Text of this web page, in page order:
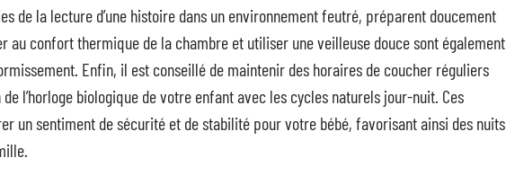
de la lecture d’une histoire dans un environnement feutré, préparent doucement
au confort thermique de la chambre et utiliser une veilleuse douce sont également
Enfin, il est conseillé de maintenir des horaires de coucher réguliers
l’horloge biologique de votre enfant avec les cycles naturels jour-nuit. Ces
un sentiment de sécurité et de stabilité pour votre bébé, favorisant ainsi des nuits